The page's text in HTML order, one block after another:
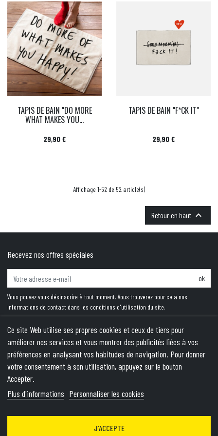
TAPIS DE BAIN "DO MORE
WHAT MAKES YOU...
Prix
29,90 €
TAPIS DE BAIN "F*CK IT"
Prix
29,90 €
Affichage 1-52 de 52 article(s)
Retour en haut 
Recevez nos offres spéciales
ok
Vous pouvez vous désinscrire à tout moment. Vous trouverez pour cela nos
informations de contact dans les conditions d'utilisation du site.
PRODUITS
NOTRE SOCIÉTÉ
VOTRE COMPTE
Ce site Web utilise ses propres cookies et ceux de tiers pour
améliorer nos services et vous montrer des publicités liées à vos
préférences en analysant vos habitudes de navigation. Pour donner
votre consentement à son utilisation, appuyez sur le bouton
Accepter.
Plus d'informations Personnaliser les cookies
J'ACCEPTE
© 2026 - Theme by Wepika- This site is protected by reCAPTCHA